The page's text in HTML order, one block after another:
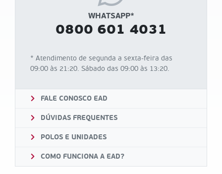
WHATSAPP*
0800 601 4031
* Atendimento de segunda a sexta-feira das
09:00 às 21:20. Sábado das 09:00 às 13:20.
FALE CONOSCO EAD
DÚVIDAS FREQUENTES
POLOS E UNIDADES
COMO FUNCIONA A EAD?